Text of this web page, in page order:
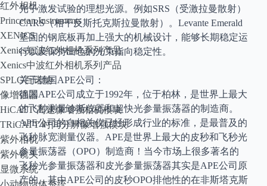
红外相机
Princeton Instruments
XENICS
Xenics短波红外相机系列产品
Xenics中波红外相机系列产品
SPLG百诺纳
像增强器
HiCATT 高速像增强相机模块
TRiCATT 时间分辨像增强模块
紫外相机
紫外镜头
显微系统
小动物活体系统
光子激发试验的理想光源。例如SRS（受激拉曼散射）
CARS（相干反斯托克斯拉曼散射）。Levante Emerald
坚固的钢底板再加上强大的机械设计，能够长期稳定运
行以及保持出色的光束指向稳定性。
关于德国APE公司：
德国APE公司成立于1992年，位于柏林，是世界上最大
的飞秒测量诊断仪器和超快光参量振荡器的制造商。
APE公司的自相关仪已经形成行业的标准，是最普及的
飞秒脉宽测量仪器。APE是世界上最大的皮秒和飞秒光
参量振荡器（OPO）制造商！当今市场上很多著名的
飞秒光参量振荡器和皮光参量振荡器其实是APE公司原
产的。其中APE公司的皮秒OPO排他性的在非斯塔克斯